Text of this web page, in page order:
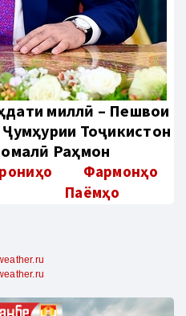
миллӣ – Пешвои
Тоҷикистон
Раҳмон
Фармонҳо
Паёмҳо